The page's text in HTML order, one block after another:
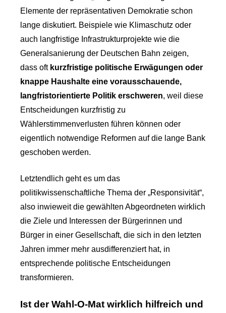
Elemente der repräsentativen Demokratie schon
lange diskutiert. Beispiele wie Klimaschutz oder
auch langfristige Infrastrukturprojekte wie die
Generalsanierung der Deutschen Bahn zeigen,
dass oft kurzfristige politische Erwägungen oder
knappe Haushalte eine vorausschauende,
langfristorientierte Politik erschweren, weil diese
Entscheidungen kurzfristig zu
Wählerstimmenverlusten führen können oder
eigentlich notwendige Reformen auf die lange Bank
geschoben werden.
Letztendlich geht es um das
politikwissenschaftliche Thema der „Responsivität“,
also inwieweit die gewählten Abgeordneten wirklich
die Ziele und Interessen der Bürgerinnen und
Bürger in einer Gesellschaft, die sich in den letzten
Jahren immer mehr ausdifferenziert hat, in
entsprechende politische Entscheidungen
transformieren.
Ist der Wahl-O-Mat wirklich hilfreich und